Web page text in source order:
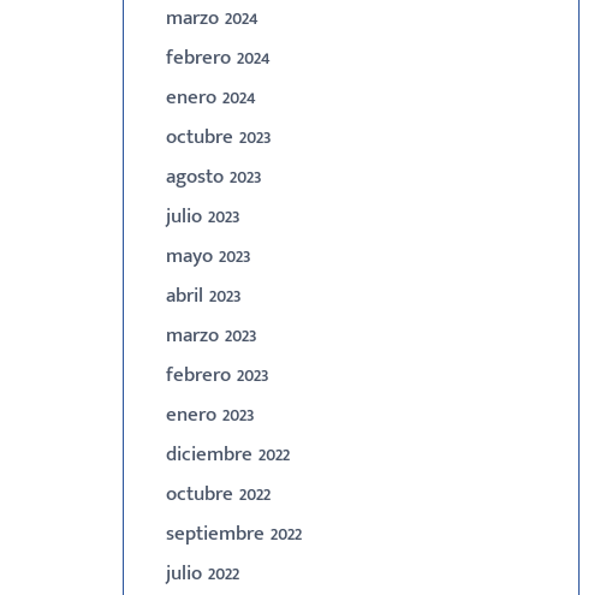
marzo 2024
febrero 2024
enero 2024
octubre 2023
agosto 2023
julio 2023
mayo 2023
abril 2023
marzo 2023
febrero 2023
enero 2023
diciembre 2022
octubre 2022
septiembre 2022
julio 2022